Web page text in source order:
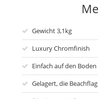
Gewicht 3,1kg
Luxury Chromfinish
Einfach auf den Boden
Gelagert, die